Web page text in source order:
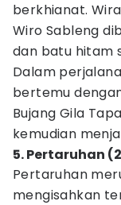
berkhianat.
Wiro Sableng
dan batu hitam
Dalam
bertemu
Bujang Gila
kemudian
5. Pertaruhan
Pertaruhan
mengisahkan